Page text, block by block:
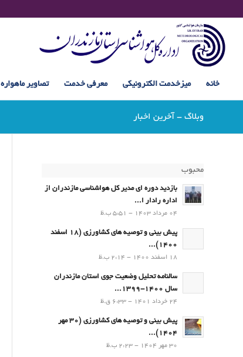
خانه میزخدمت الکترونیکی معرفی خدمت تصاویر ماهواره
وبلاگ - آخرین اخبار
محبوب
بازدید دوره ای مدیر کل هواشناسی مازندران از
اداره رادار ا...
04 مرداد 1403 - 5:51 ب.ظ
پیش بینی و توصیه های کشاورزی (18 اسفند
1400)...
18 اسفند 1400 - 2:14 ب.ظ
سالنامه تحلیل وضعیت جوی استان مازندران
سال 1400-1399...
24 خرداد 1401 - 6:33 ق.ظ
پیش بینی و توصیه های کشاورزی (30 مهر
۱۴۰۴)...
30 مهر 1404 - 2:23 ب.ظ